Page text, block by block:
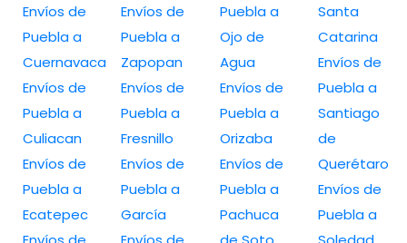
Envíos de
Puebla a
Cuernavaca
Envíos de
Puebla a
Culiacan
Envíos de
Puebla a
Ecatepec
Envíos de
Puebla a
Zapopan
Envíos de
Puebla a
Fresnillo
Envíos de
Puebla a
García
Puebla a
Ojo de
Agua
Envíos de
Puebla a
Orizaba
Envíos de
Puebla a
Pachuca
Santa
Catarina
Envíos de
Puebla a
Santiago
de
Querétaro
Envíos de
Puebla a